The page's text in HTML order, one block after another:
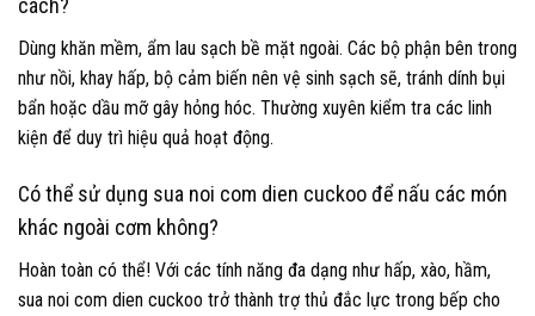
cách?
Dùng khăn mềm, ẩm lau sạch bề mặt ngoài. Các bộ phận bên trong
như nồi, khay hấp, bộ cảm biến nên vệ sinh sạch sẽ, tránh dính bụi
bẩn hoặc dầu mỡ gây hỏng hóc. Thường xuyên kiểm tra các linh
kiện để duy trì hiệu quả hoạt động.
Có thể sử dụng sua noi com dien cuckoo để nấu các món
khác ngoài cơm không?
Hoàn toàn có thể! Với các tính năng đa dạng như hấp, xào, hầm,
sua noi com dien cuckoo trở thành trợ thủ đắc lực trong bếp cho